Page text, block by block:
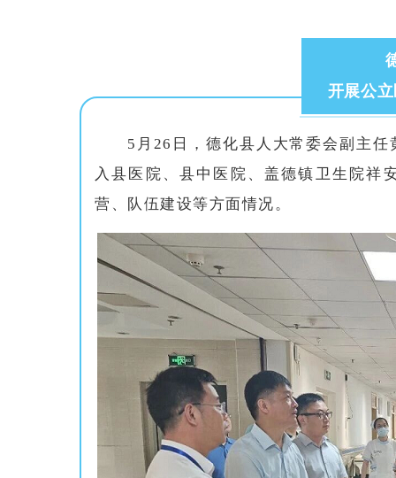
开展公
5月26日，德化县人大常委会副主
入县医院、县中医院、盖德镇卫生院祥
营、队伍建设等方面情况。